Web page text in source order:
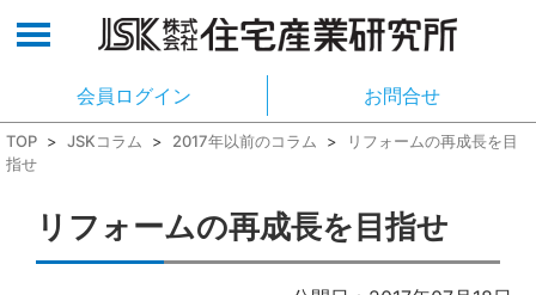
会員ログイン お問合せ
TOP > JSKコラム > 2017年以前のコラム >
リフォームの再成長を目
指せ
リフォームの再成長を目指せ